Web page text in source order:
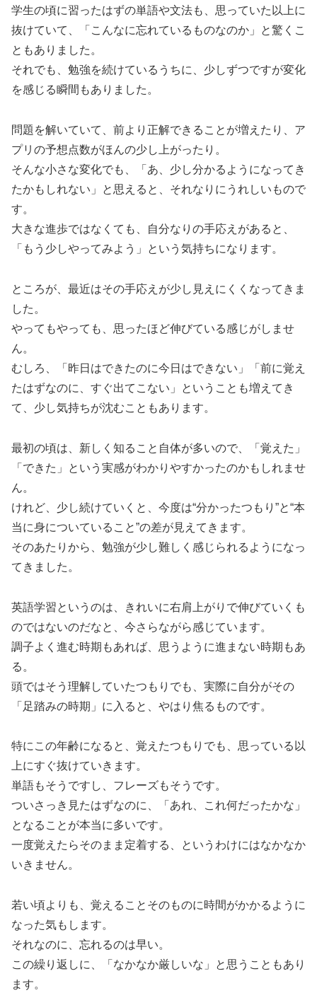
学生の頃に習ったはずの単語や文法も、思っていた以上に
抜けていて、「こんなに忘れているものなのか」と驚くこ
ともありました。
それでも、勉強を続けているうちに、少しずつですが変化
を感じる瞬間もありました。
問題を解いていて、前より正解できることが増えたり、ア
プリの予想点数がほんの少し上がったり。
そんな小さな変化でも、「あ、少し分かるようになってき
たかもしれない」と思えると、それなりにうれしいもので
す。
大きな進歩ではなくても、自分なりの手応えがあると、
「もう少しやってみよう」という気持ちになります。
ところが、最近はその手応えが少し見えにくくなってきま
した。
やってもやっても、思ったほど伸びている感じがしませ
ん。
むしろ、「昨日はできたのに今日はできない」「前に覚え
たはずなのに、すぐ出てこない」ということも増えてき
て、少し気持ちが沈むこともあります。
最初の頃は、新しく知ること自体が多いので、「覚えた」
「できた」という実感がわかりやすかったのかもしれませ
ん。
けれど、少し続けていくと、今度は“分かったつもり”と“本
当に身についていること”の差が見えてきます。
そのあたりから、勉強が少し難しく感じられるようになっ
てきました。
英語学習というのは、きれいに右肩上がりで伸びていくも
のではないのだなと、今さらながら感じています。
調子よく進む時期もあれば、思うように進まない時期もあ
る。
頭ではそう理解していたつもりでも、実際に自分がその
「足踏みの時期」に入ると、やはり焦るものです。
特にこの年齢になると、覚えたつもりでも、思っている以
上にすぐ抜けていきます。
単語もそうですし、フレーズもそうです。
ついさっき見たはずなのに、「あれ、これ何だったかな」
となることが本当に多いです。
一度覚えたらそのまま定着する、というわけにはなかなか
いきません。
若い頃よりも、覚えることそのものに時間がかかるように
なった気もします。
それなのに、忘れるのは早い。
この繰り返しに、「なかなか厳しいな」と思うこともあり
ます。